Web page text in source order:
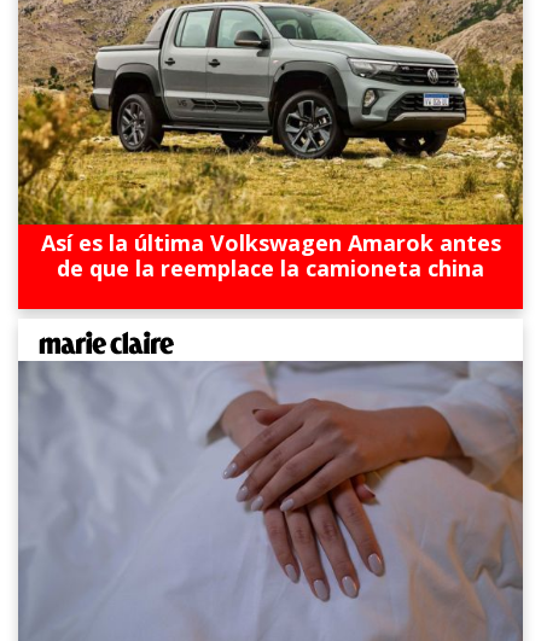
Así es la última Volkswagen Amarok antes
de que la reemplace la camioneta china